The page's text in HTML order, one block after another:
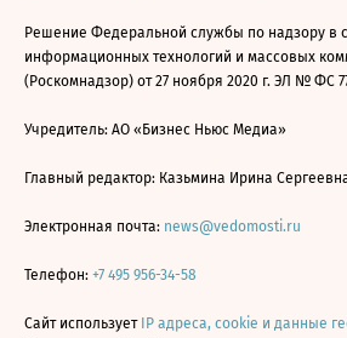
Решение Федеральной службы по надзору в
информационных технологий и массовых
(Роскомнадзор) от 27 ноября 2020 г. ЭЛ № ФС
Учредитель: АО «Бизнес Ньюс Медиа»
Главный редактор: Казьмина Ирина
Электронная почта: news@vedomosti.ru
Телефон: +7 495 956-34-58
Сайт использует IP адреса, cookie и данные